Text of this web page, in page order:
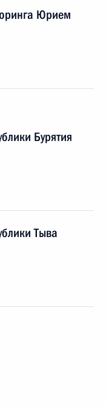
Юрием
Бурятия
Тыва